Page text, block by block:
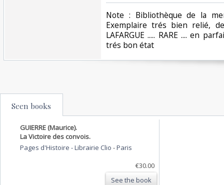
‎Note : Bibliothèque de la
Exemplaire trés bien relié,
LAFARGUE ..... RARE .... en
trés bon état ‎
Seen books
GUIERRE (Maurice).
La Victoire des convois.
Pages d'Histoire - Librairie Clio -Paris
€30.00
See the book